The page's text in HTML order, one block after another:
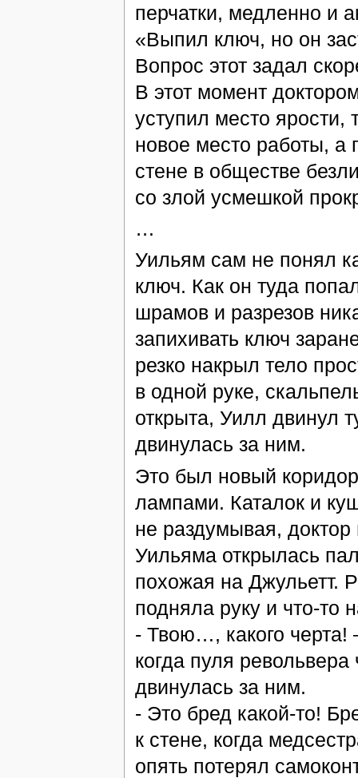
перчатки, медленно и
«Выпил ключ, но он
Вопрос этот задал
В этот момент
уступил место ярости,
новое место работы, а
стене в обществе
со злой усмешкой
…
Уильям сам не понял
ключ. Как он туда
шрамов и разрезов
запихивать ключ
резко накрыл тело
в одной руке,
открыта, Уилл двинул
двинулась за ним.
Это был новый
лампами. Каталок и
не раздумывая,
Уильяма открылась
похожая на Джульетт.
подняла руку и что-то
- Твою…, какого
когда пуля
двинулась за ним.
- Это бред какой-то!
к стене, когда
опять потерял